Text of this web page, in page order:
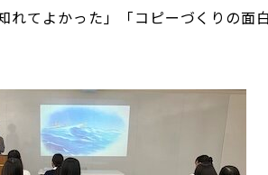
てよかった」「コピーづくりの面